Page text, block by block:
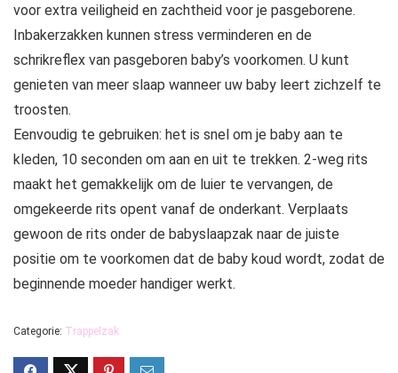
voor extra veiligheid en zachtheid voor je pasgeborene.
Inbakerzakken kunnen stress verminderen en de
schrikreflex van pasgeboren baby’s voorkomen. U kunt
genieten van meer slaap wanneer uw baby leert zichzelf te
troosten.
Eenvoudig te gebruiken: het is snel om je baby aan te
kleden, 10 seconden om aan en uit te trekken. 2-weg rits
maakt het gemakkelijk om de luier te vervangen, de
omgekeerde rits opent vanaf de onderkant. Verplaats
gewoon de rits onder de babyslaapzak naar de juiste
positie om te voorkomen dat de baby koud wordt, zodat de
beginnende moeder handiger werkt.
Categorie: Trappelzak